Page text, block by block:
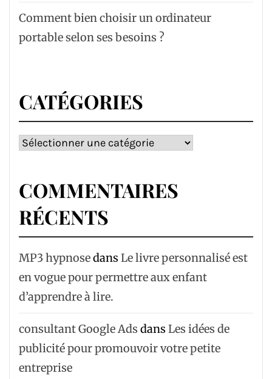
Comment bien choisir un ordinateur
portable selon ses besoins ?
CATÉGORIES
Catégories
COMMENTAIRES
RÉCENTS
MP3 hypnosedans Le livre personnalisé est
en vogue pour permettre aux enfant
d’apprendre à lire.
consultant Google Ads dans Les idées de
publicité pour promouvoir votre petite
entreprise